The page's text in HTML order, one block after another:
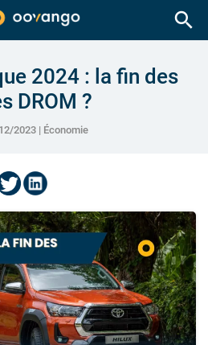
search
2024 : la fin des
DROM ?
2023 | Économie